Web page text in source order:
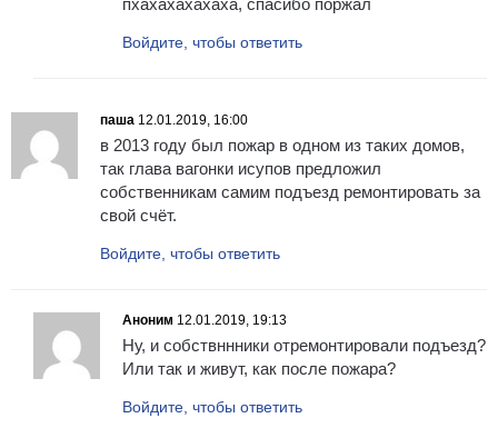
пхахахахахаха, спасибо поржал
Войдите, чтобы ответить
паша 12.01.2019, 16:00
в 2013 году был пожар в одном из таких домов,
так глава вагонки исупов предложил
собственникам самим подъезд ремонтировать за
свой счёт.
Войдите, чтобы ответить
Аноним 12.01.2019, 19:13
Ну, и собствннники отремонтировали подъезд?
Или так и живут, как после пожара?
Войдите, чтобы ответить